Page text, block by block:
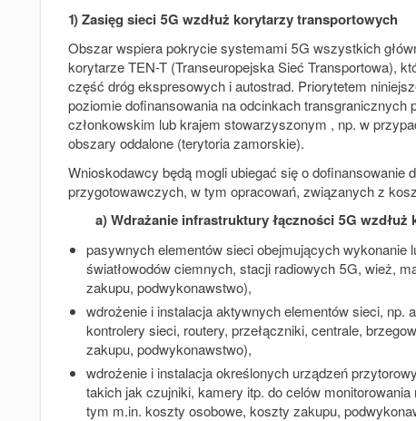
1) Zasięg sieci 5G wzdłuż korytarzy transportowych
Obszar wspiera pokrycie systemami 5G wszystkich
korytarze TEN-T (Transeuropejska Sieć Transportowa),
część dróg ekspresowych i autostrad. Priorytetem
poziomie dofinansowania na odcinkach
członkowskim lub krajem stowarzyszonym , np. w
obszary oddalone (terytoria zamorskie).
Wnioskodawcy będą mogli ubiegać się o
przygotowawczych, w tym opracowań, związanych z
a) Wdrażanie infrastruktury łączności 5G
pasywnych elementów sieci obejmujących wykonanie
światłowodów ciemnych, stacji radiowych 5G, wież,
zakupu, podwykonawstwo),
wdrożenie i instalacja aktywnych elementów sieci, np.
kontrolery sieci, routery, przełączniki, centrale,
zakupu, podwykonawstwo),
wdrożenie i instalacja określonych urządzeń
takich jak czujniki, kamery itp. do celów
tym m.in. koszty osobowe, koszty zakupu,